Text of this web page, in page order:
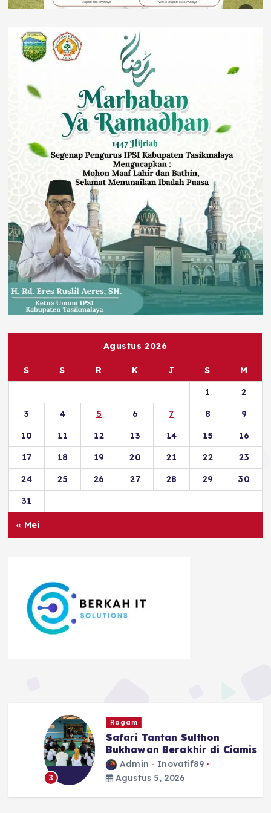
Agustus 2026
S S R K J S
M
1
2
3
4 5 6 7 8
9
10
11 12 13 14 15
16
17
18 19 20 21 22
23
24
25 26 27 28 29
30
31
« Mei
Ragam
Safari Tantan Sulthon
Bukhawan Berakhir di Ciamis
Admin - Inovatif89
Agustus 5, 2026